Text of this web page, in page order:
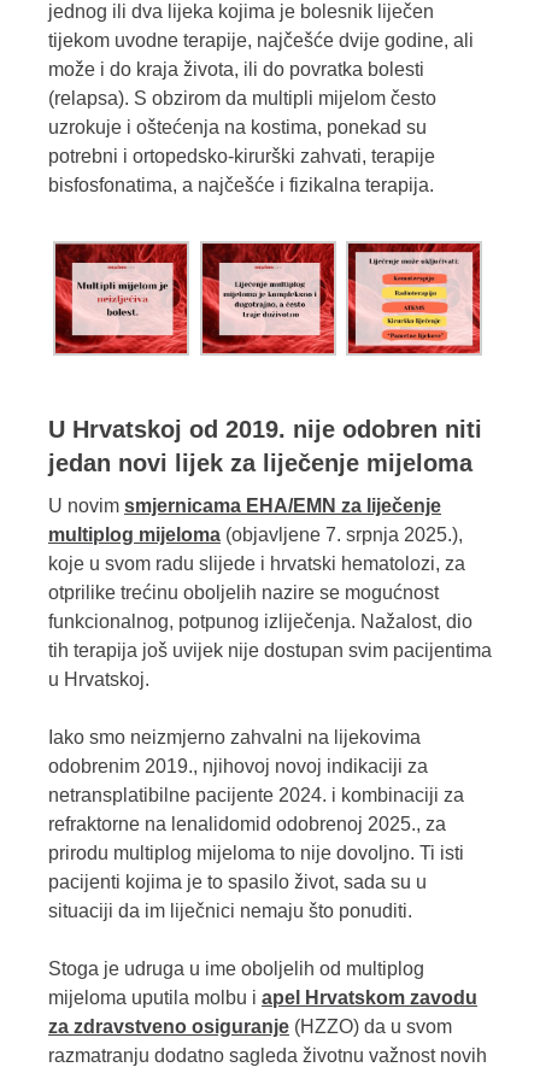
jednog ili dva lijeka kojima je bolesnik liječen
tijekom uvodne terapije, najčešće dvije godine, ali
može i do kraja života, ili do povratka bolesti
(relapsa). S obzirom da multipli mijelom često
uzrokuje i oštećenja na kostima, ponekad su
potrebni i ortopedsko-kirurški zahvati, terapije
bisfosfonatima, a najčešće i fizikalna terapija.
U Hrvatskoj od 2019. nije odobren niti
jedan novi lijek za liječenje mijeloma
U novim smjernicama EHA/EMN za liječenje
multiplog mijeloma (objavljene 7. srpnja 2025.),
koje u svom radu slijede i hrvatski hematolozi, za
otprilike trećinu oboljelih nazire se mogućnost
funkcionalnog, potpunog izliječenja. Nažalost, dio
tih terapija još uvijek nije dostupan svim pacijentima
u Hrvatskoj.
Iako smo neizmjerno zahvalni na lijekovima
odobrenim 2019., njihovoj novoj indikaciji za
netransplatibilne pacijente 2024. i kombinaciji za
refraktorne na lenalidomid odobrenoj 2025., za
prirodu multiplog mijeloma to nije dovoljno. Ti isti
pacijenti kojima je to spasilo život, sada su u
situaciji da im liječnici nemaju što ponuditi.
Stoga je udruga u ime oboljelih od multiplog
mijeloma uputila molbu i apel Hrvatskom zavodu
za zdravstveno osiguranje (HZZO) da u svom
razmatranju dodatno sagleda životnu važnost novih